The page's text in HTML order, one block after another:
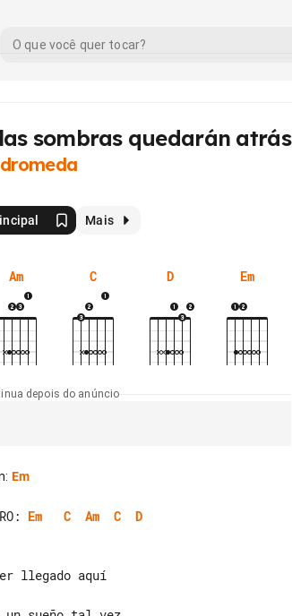
sombras quedarán atrás
Mais
Am C D Em
depois do anúncio
: Em
Em C Am C D